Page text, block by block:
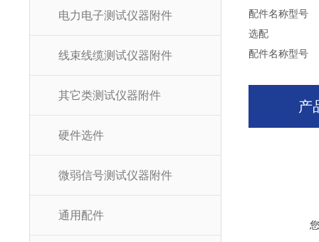
电力电子测试仪器附件
线束线缆测试仪器附件
其它类测试仪器附件
硬件选件
微弱信号测试仪器附件
通用配件
配件名称型号
选配
配件名称型号
产